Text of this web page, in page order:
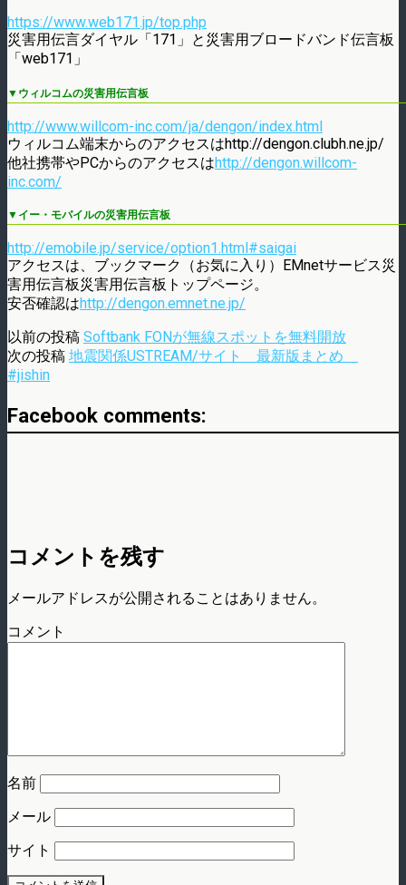
https://www.web171.jp/top.php
災害用伝言ダイヤル「171」と災害用ブロードバンド伝言板
「web171」
▼ウィルコムの災害用伝言板
http://www.willcom-inc.com/ja/dengon/index.html
ウィルコム端末からのアクセスはhttp://dengon.clubh.ne.jp/
他社携帯やPCからのアクセスはhttp://dengon.willcom-
inc.com/
▼イー・モバイルの災害用伝言板
http://emobile.jp/service/option1.html#saigai
アクセスは、ブックマーク（お気に入り）EMnetサービス災
害用伝言板災害用伝言板トップページ。
安否確認はhttp://dengon.emnet.ne.jp/
以前の投稿 Softbank FONが無線スポットを無料開放
次の投稿 地震関係USTREAM/サイト 最新版まとめ
#jishin
Facebook comments:
コメントを残す
メールアドレスが公開されることはありません。
コメント
名前
メール
サイト